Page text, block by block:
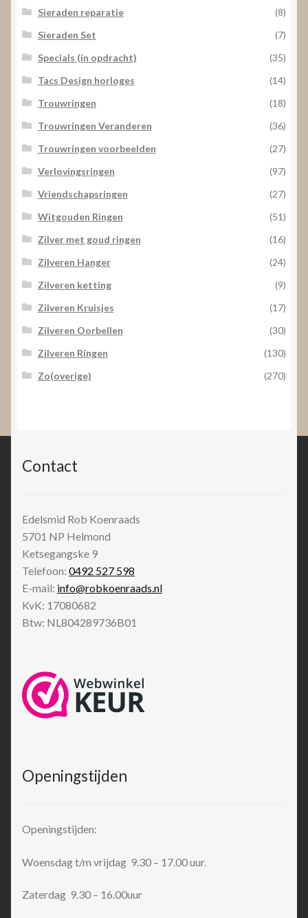
Sieraden reparatie
(8)
Sieraden Set
(7)
Specials (in opdracht)
(35)
Tacs Design horloges
(14)
Trouwringen
(18)
Trouwringen Veranderen
(36)
Trouwringen voorbeelden
(27)
Verlovingsringen
(97)
Vriendschapsringen
(27)
Witgouden Ringen
(51)
Zilver met goud ringen
(16)
Zilveren Hanger
(24)
Zilveren ketting
(9)
Zilveren Kruisjes
(17)
Zilveren Oorbellen
(30)
Zilveren Ringen
(130)
Zo(overige)
(270)
Contact
Edelsmid Rob Koenraads
5701 NP Helmond
Ketsegangske 9
Telefoon: 0492 527 598
E-mail: info@robkoenraads.nl
KvK: 17080682
Btw: NL804289736B01
Openingstijden
Openingstijden:
Woensdag t/m vrijdag 9.30 – 17.00 uur.
Zaterdag 9.30 – 16.00uur